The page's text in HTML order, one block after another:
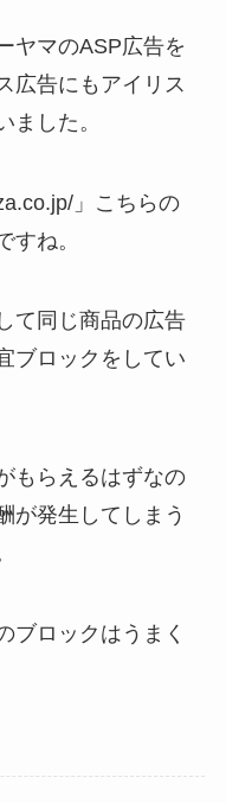
ヤマのASP広告を
広告にもアイリス
ました。
」こちらの
すね。
て同じ商品の広告
ブロックをしてい
もらえるはずなの
が発生してしまう
ブロックはうまく